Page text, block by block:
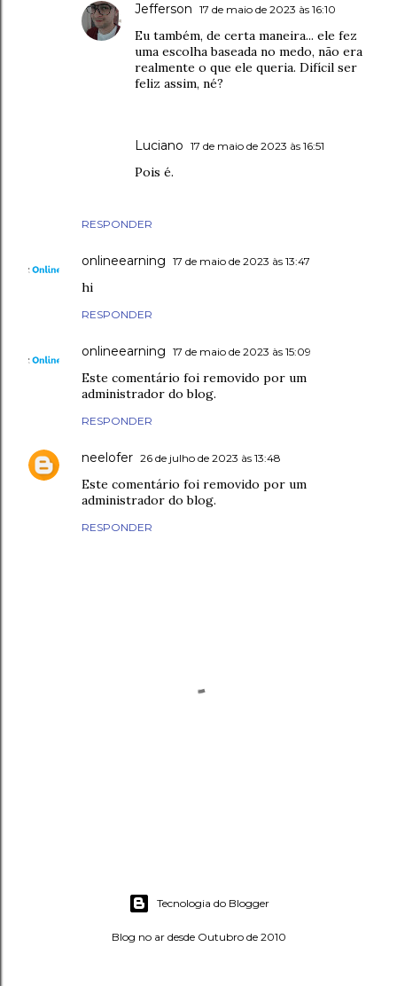
RESPONDER
Jefferson 17 de maio de 2023 às 16:10
Eu também, de certa maneira... ele fez
uma escolha baseada no medo, não era
realmente o que ele queria. Difícil ser
feliz assim, né?
Luciano 17 de maio de 2023 às 16:51
Pois é.
onlineearning 17 de maio de 2023 às 13:47
hi
RESPONDER
onlineearning 17 de maio de 2023 às 15:09
Este comentário foi removido por um
administrador do blog.
RESPONDER
neelofer 26 de julho de 2023 às 13:48
Este comentário foi removido por um
administrador do blog.
RESPONDER
Tecnologia do Blogger
Blog no ar desde Outubro de 2010